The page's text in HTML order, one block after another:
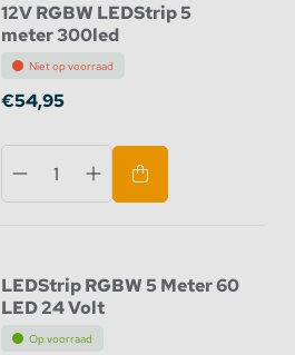
12V RGBW LEDStrip 5
meter 300led
Niet op voorraad
€54,95
LEDStrip RGBW 5 Meter 60
LED 24 Volt
Op voorraad